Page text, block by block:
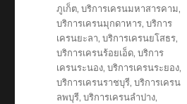
ภูเก็ต,บริการเครนมหาสารคาม,
บริการเครนมุกดาหาร,บริการ
เครนยะลา,บริการเครนยโสธร,
บริการเครนร้อยเอ็ด,บริการ
เครนระนอง,บริการเครนระยอง,
บริการเครนราชบุรี,บริการเครน
ลพบุรี,บริการเครนลำปาง,